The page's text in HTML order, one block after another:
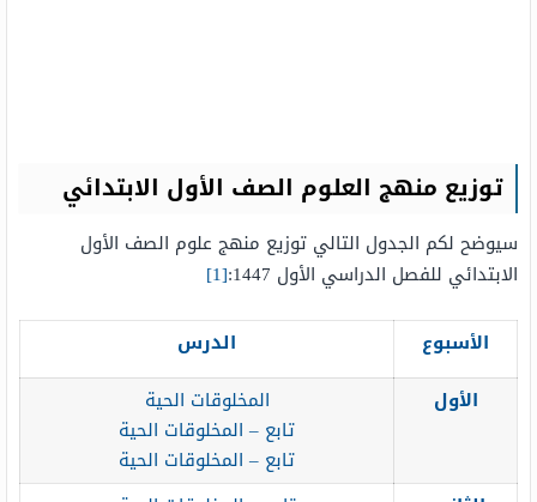
توزيع منهج العلوم الصف الأول الابتدائي
سيوضح لكم الجدول التالي توزيع منهج علوم الصف الأول
الابتدائي للفصل الدراسي الأول 1447:
[1]
الأسبوع
الدرس
الأول
المخلوقات الحية
تابع – المخلوقات الحية
تابع – المخلوقات الحية